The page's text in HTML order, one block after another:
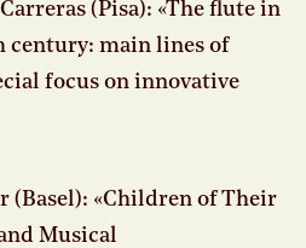
(Pisa): «The flute in
century: main lines of
focus on innovative
(Basel): «Children of Their
Musical